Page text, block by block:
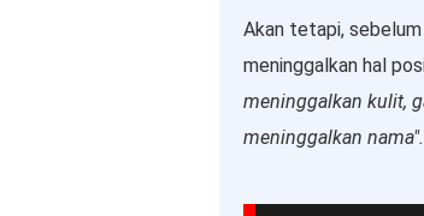
Akan tetapi,
meninggalkan hal
meninggalkan kulit,
meninggalkan nama".